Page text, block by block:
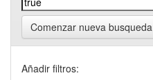
Comenzar nueva busqueda
Añadir filtros: